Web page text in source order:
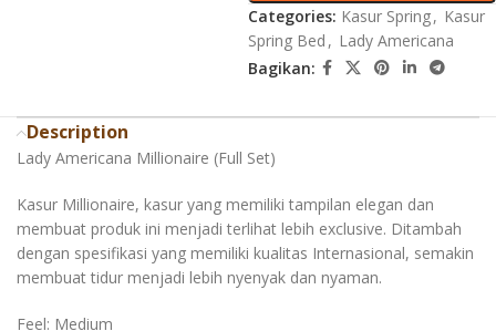
Categories: Kasur Spring, Kasur
Spring Bed , Lady Americana
Bagikan:
Description
Lady Americana Millionaire (Full Set)
Kasur Millionaire, kasur yang memiliki tampilan elegan dan
membuat produk ini menjadi terlihat lebih exclusive. Ditambah
dengan spesifikasi yang memiliki kualitas Internasional, semakin
membuat tidur menjadi lebih nyenyak dan nyaman.
Feel: Medium